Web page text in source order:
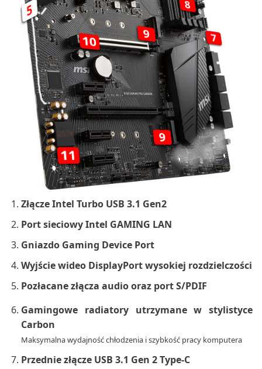
Złącze Intel Turbo USB 3.1 Gen2
Port sieciowy Intel GAMING LAN
Gniazdo Gaming Device Port
Wyjście wideo DisplayPort wysokiej rozdzielczości
Pozłacane złącza audio oraz port S/PDIF
Gamingowe radiatory utrzymane w stylistyce
Carbon
Maksymalna wydajność chłodzenia i szybkość pracy komputera
Przednie złącze USB 3.1 Gen 2 Type-C